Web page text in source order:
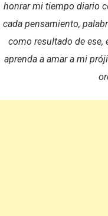
honrar mi tiempo diario
cada pensamiento,
como resultado de ese,
aprenda a amar a mi